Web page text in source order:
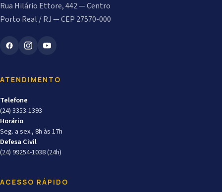
Rua Hilário Ettore, 442 — Centro
Porto Real / RJ — CEP 27570-000
ATENDIMENTO
Telefone
(24) 3353-1393
Horário
Seg. a sex., 8h às 17h
Defesa Civil
(24) 99254-1038 (24h)
ACESSO RÁPIDO